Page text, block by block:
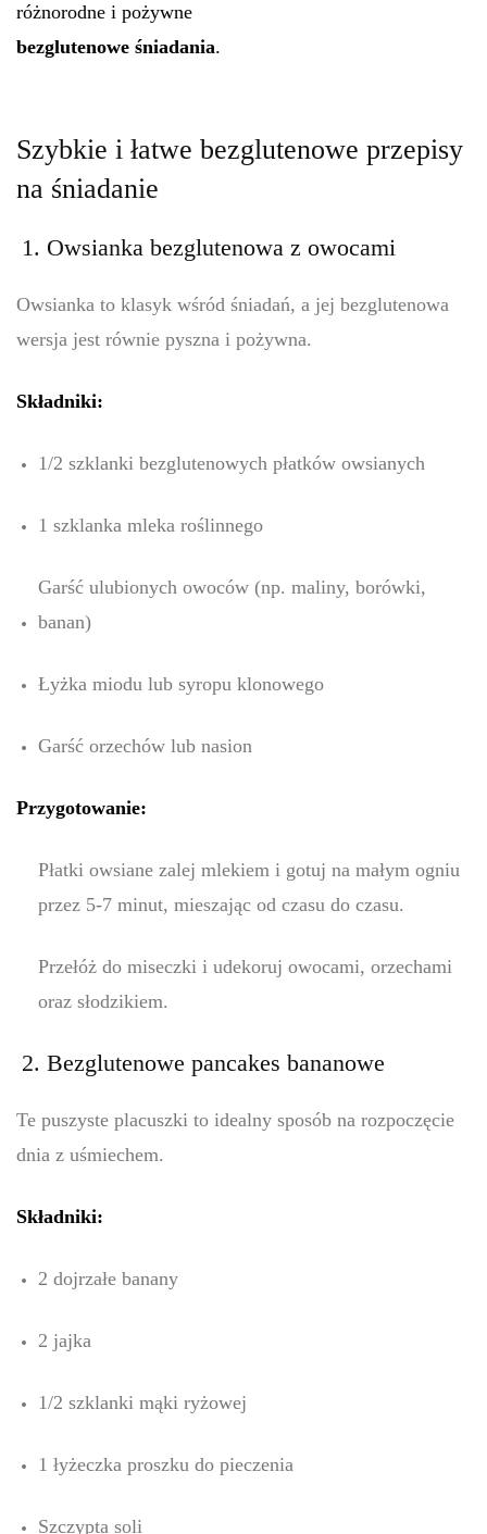
różnorodne i pożywne
bezglutenowe śniadania.
Szybkie i łatwe bezglutenowe przepisy
na śniadanie
1. Owsianka bezglutenowa z owocami
Owsianka to klasyk wśród śniadań, a jej bezglutenowa
wersja jest równie pyszna i pożywna.
Składniki:
1/2 szklanki bezglutenowych płatków owsianych
1 szklanka mleka roślinnego
Garść ulubionych owoców (np. maliny, borówki,
banan)
Łyżka miodu lub syropu klonowego
Garść orzechów lub nasion
Przygotowanie:
Płatki owsiane zalej mlekiem i gotuj na małym ogniu
przez 5-7 minut, mieszając od czasu do czasu.
Przełóż do miseczki i udekoruj owocami, orzechami
oraz słodzikiem.
2. Bezglutenowe pancakes bananowe
Te puszyste placuszki to idealny sposób na rozpoczęcie
dnia z uśmiechem.
Składniki:
2 dojrzałe banany
2 jajka
1/2 szklanki mąki ryżowej
1 łyżeczka proszku do pieczenia
Szczypta soli